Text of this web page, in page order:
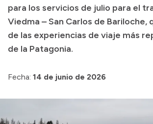
para los servicios de julio para el
Viedma – San Carlos de Bariloche,
de las experiencias de viaje más
de la Patagonia.
Fecha: 14 de junio de 2026